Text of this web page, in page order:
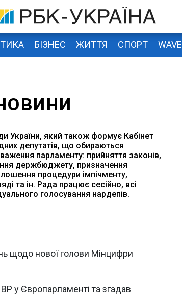
БІЗНЕС ЖИТТЯ СПОРТ WAVE
України, який також формує Кабінет
депутатів, що обираються
парламенту: прийняття законів,
держбюджету, призначення
процедури імпічменту,
та ін. Рада працює сесійно, всі
голосування нардепів.
щодо нової голови Мінцифри
у Європарламенті та згадав